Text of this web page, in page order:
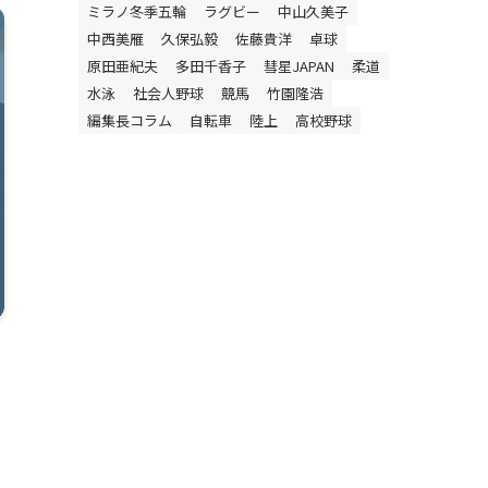
ミラノ冬季五輪 ラグビー
中山久美子
中西美雁
久保弘毅 佐藤貴洋
卓球
原田亜紀夫
多田千香子 彗星JAPAN
柔道
水泳
社会人野球 競馬
竹園隆浩
編集長コラム
自転車 陸上 高校野球